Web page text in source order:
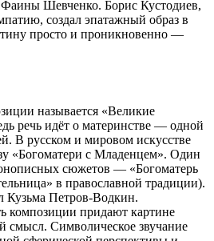
Фаины Шевченко. Борис Кустодиев,
создал эпатажный образ в
просто и проникновенно —
называется «Великие
речь идёт о материнстве — одной
В русском и мировом искусстве
«Богоматери с Младенцем». Один
сюжетов — «Богоматерь
в православной традиции).
Кузьма Петров‑Водкин.
композиции придают картине
смысл. Символическое звучание